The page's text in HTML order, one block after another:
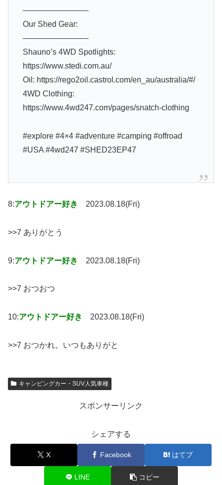
————————-
Our Shed Gear:
————————-
Shauno’s 4WD Spotlights:
https://www.stedi.com.au/
Oil: https://rego2oil.castrol.com/en_au/australia/#/
4WD Clothing:
https://www.4wd247.com/pages/snatch-clothing
#explore #4×4 #adventure #camping #offroad
#USA #4wd247 #SHED23EP47
8:アウトドアー好き 2023.08.18(Fri)
>>7 ありがとう
9:アウトドアー好き 2023.08.18(Fri)
>>7 おつおつ
10:アウトドアー好き 2023.08.18(Fri)
>>7 おつかれ。いつもありがと
キャンピングカー・SUV人気車種
スポンサーリンク
シェアする
X Facebook はてブ
LINE コピー